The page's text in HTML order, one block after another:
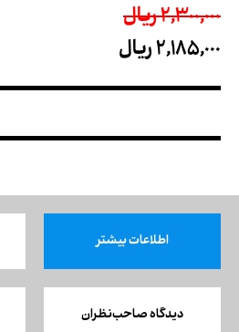
2,300,000 ريال
2,185,000 ريال
اطلاعات بیشتر
دیدگاه صاحب‌نظران